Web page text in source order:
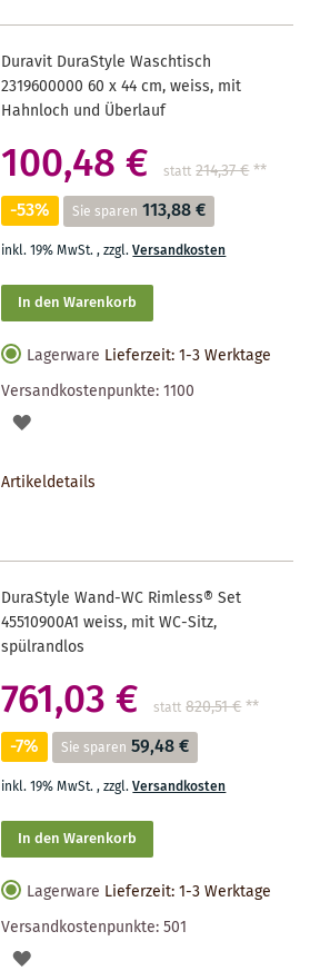
Duravit DuraStyle Waschtisch
2319600000 60 x 44 cm, weiss, mit
Hahnloch und Überlauf
100,48 € statt 214,37 €**
-53% Sie sparen 113,88 €
inkl. 19% MwSt.,zzgl.Versandkosten
In den Warenkorb
Lagerware Lieferzeit: 1-3 Werktage
Versandkostenpunkte:1100
AUF
Artikeldetails
DuraStyle Wand-WC Rimless® Set
45510900A1 weiss, mit WC-Sitz,
spülrandlos
761,03 € statt 820,51 €**
-7% Sie sparen 59,48 €
inkl. 19% MwSt.,zzgl.Versandkosten
In den Warenkorb
Lagerware Lieferzeit: 1-3 Werktage
Versandkostenpunkte:501
AUF